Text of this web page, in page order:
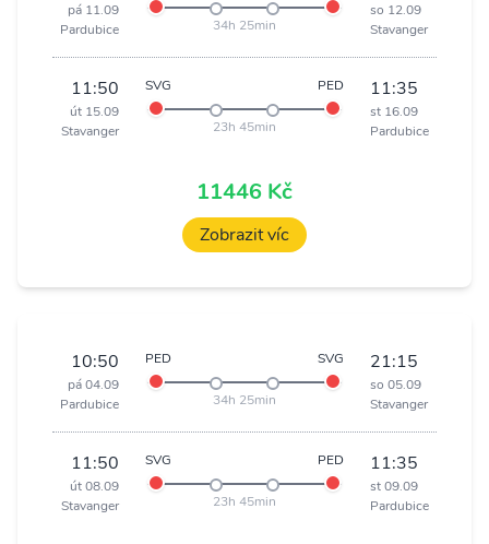
pá 11.09
Pardubice
34h 25min
so 12.09
Stavanger
11:50
út 15.09
Stavanger
SVG PED
23h 45min
11:35
st 16.09
Pardubice
11446 Kč
Zobrazit víc
10:50
pá 04.09
Pardubice
PED SVG
34h 25min
21:15
so 05.09
Stavanger
11:50
út 08.09
Stavanger
SVG PED
23h 45min
11:35
st 09.09
Pardubice